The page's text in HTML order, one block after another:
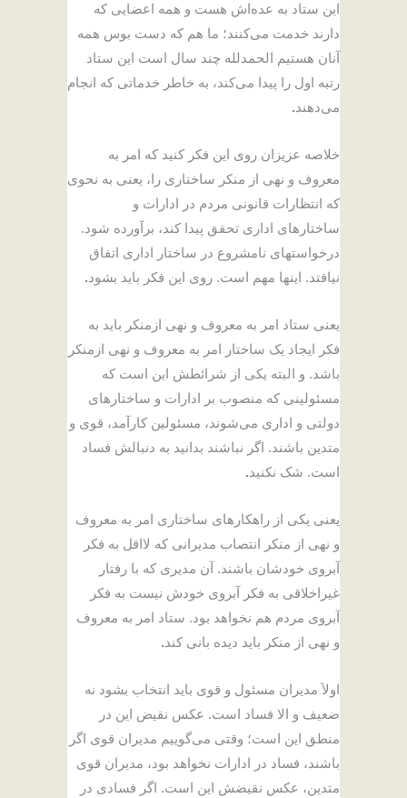
این ستاد به عده‌اش هست و همه اعضایی که
دارند خدمت می‌کنند؛ ما هم که دست بوس همه
آنان هستیم الحمدلله چند سال است این ستاد
رتبه اول را پیدا می‌کند، به خاطر خدماتی که انجام
می‌دهند .
خلاصه عزیزان روی این فکر کنید که امر به
معروف و نهی از منکر ساختاری را، یعنی به نحوی
که انتظارات قانونی مردم در ادارات و
ساختارهای اداری تحقق پیدا کند، برآورده شود.
درخواستهای نامشروع در ساختار اداری اتفاق
نیافتد. اینها مهم است. روی این فکر باید بشود .
یعنی ستاد امر به معروف و نهی ازمنکر باید به
فکر ایجاد یک ساختار امر به معروف و نهی ازمنکر
باشد. و البته یکی از شرائطش این است که
مسئولینی که منصوب بر ادارات و ساختارهای
دولتی و اداری می‌شوند، مسئولین کارآمد، قوی و
متدین باشند. اگر نباشند بدانید به دنبالش فساد
است. شک نکنید .
یعنی یکی از راهکارهای ساختاری امر به معروف
و نهی از منکر انتصاب مدیرانی که لااقل به فکر
آبروی خودشان باشند. آن مدیری که با رفتار
غیراخلاقی به فکر آبروی خودش نیست به فکر
آبروی مردم هم نخواهد بود. ستاد امر به معروف
و نهی از منکر باید دیده بانی کند .
اولاَ مدیران مسئول و قوی باید انتخاب بشود نه
ضعیف و الا فساد است. عکس نقیض این در
منطق این است؛ وقتی می‌گوییم مدیران قوی اگر
باشند، فساد در ادارات نخواهد بود، مدیران قوی
متدین، عکس نقیضش این است. اگر فسادی در